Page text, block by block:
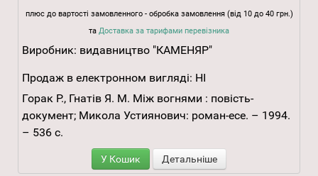
плюс до вартості замовленного - обробка замовлення (від 10 до 40 грн.)
та Доставка за тарифами перевізника
Виробник: видавництво "КАМЕНЯР"
Продаж в електронном вигляді: НІ
Горак Р., Гнатів Я. М. Між вогнями : повість-
документ; Микола Устиянович: роман-есе. – 1994.
– 536 с.
У Кошик Детальніше